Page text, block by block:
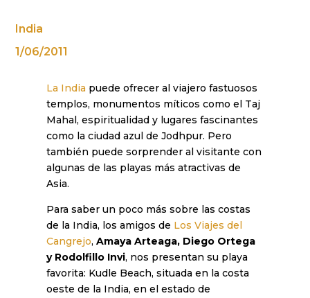
India
1/06/2011
La India puede ofrecer al viajero fastuosos
templos, monumentos míticos como el Taj
Mahal, espiritualidad y lugares fascinantes
como la ciudad azul de Jodhpur. Pero
también puede sorprender al visitante con
algunas de las playas más atractivas de
Asia.
Para saber un poco más sobre las costas
de la India, los amigos de Los Viajes del
Cangrejo,Amaya Arteaga, Diego Ortega
y Rodolfillo Invi, nos presentan su playa
favorita: Kudle Beach, situada en la costa
oeste de la India, en el estado de